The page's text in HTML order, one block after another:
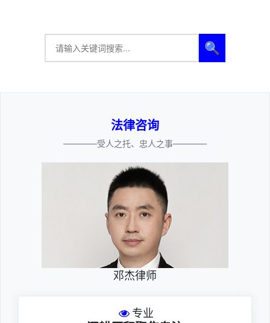
🔍
法律咨询
————受人之托、忠人之事————
邓杰律师
专业